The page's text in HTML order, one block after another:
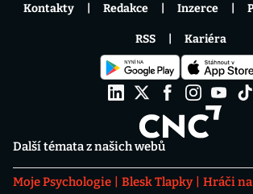
Další témata z našich webů
Moje Psychologie Blesk Tlapky Hráči
Kontakty Redakce Inzerce
RSS Kariéra